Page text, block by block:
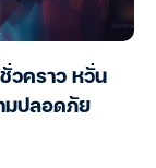
วคราว หวั่น
มปลอดภัย